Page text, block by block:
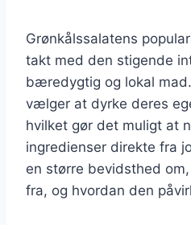
Grønkålssalatens
takt med den stigende
bæredygtig og lokal
vælger at dyrke deres
hvilket gør det muligt at
ingredienser direkte fra
en større bevidsthed
fra, og hvordan den